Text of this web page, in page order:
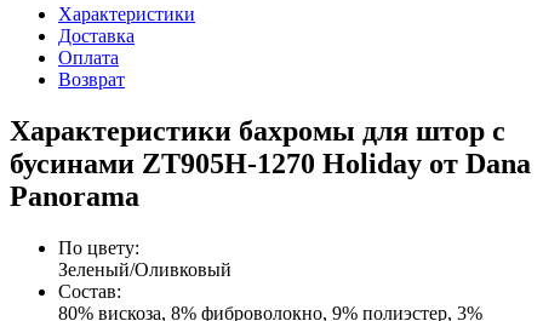
Характеристики
Доставка
Оплата
Возврат
Характеристики бахромы для штор с
бусинами ZT905H-1270 Holiday от Dana
Panorama
По цвету:
Зеленый/Оливковый
Состав:
80% вискоза, 8% фиброволокно, 9% полиэстер, 3%